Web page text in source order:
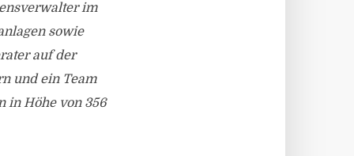
im
sowie
auf der
und ein Team
in Höhe von 356